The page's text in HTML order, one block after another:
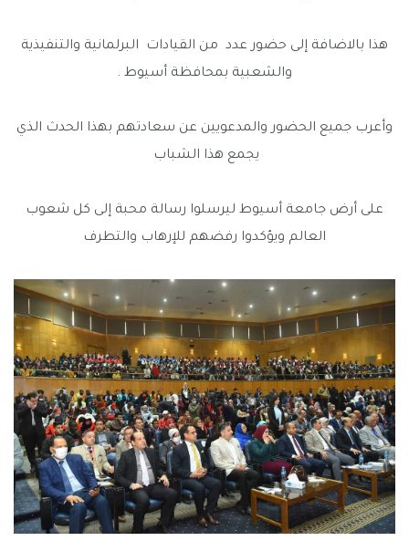
هذا بالاضافة إلى حضور عدد من القيادات البرلمانية والتنفيذية
والشعبية بمحافظة أسيوط .
وأعرب جميع الحضور والمدعويين عن سعادتهم بهذا الحدث الذي
يجمع هذا الشباب
على أرض جامعة أسيوط ليرسلوا رسالة محبة إلى كل شعوب
العالم ويؤكدوا رفضهم للإرهاب والتطرف